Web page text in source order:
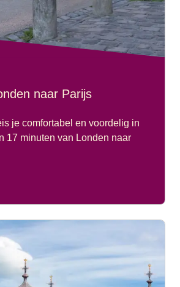
naar Parijs
je comfortabel en voordelig in
17 minuten van Londen naar